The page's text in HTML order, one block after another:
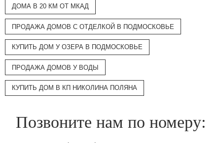
ДОМА В 20 КМ ОТ МКАД
ПРОДАЖА ДОМОВ С ОТДЕЛКОЙ В ПОДМОСКОВЬЕ
КУПИТЬ ДОМ У ОЗЕРА В ПОДМОСКОВЬЕ
ПРОДАЖА ДОМОВ У ВОДЫ
КУПИТЬ ДОМ В КП НИКОЛИНА ПОЛЯНА
Позвоните нам по номеру: